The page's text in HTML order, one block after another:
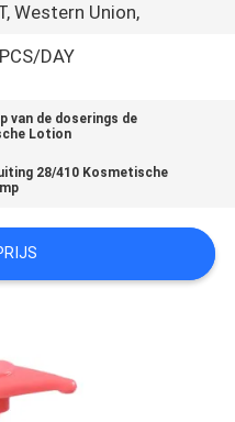
Western Union,
DAY
van de doserings de
Lotion
28/410 Kosmetische